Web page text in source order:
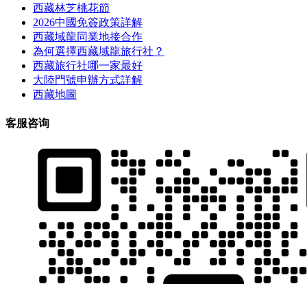
西藏林芝桃花節
2026中國免簽政策詳解
西藏域龍同業地接合作
為何選擇西藏域龍旅行社？
西藏旅行社哪一家最好
大陸門號申辦方式詳解
西藏地圖
客服咨询